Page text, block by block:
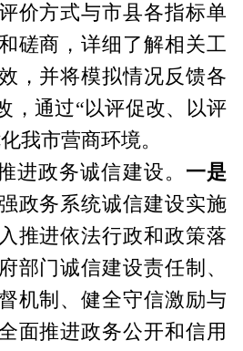
价方式与市县各指标单
磋商，详细了解相关工
，并将模拟情况反馈各
，通过“以评促改、以评
我市营商环境。
进政务诚信建设。 一是
政务系统诚信建设实施
推进依法行政和政策落
部门诚信建设责任制、
机制、健全守信激励与
面推进政务公开和信用